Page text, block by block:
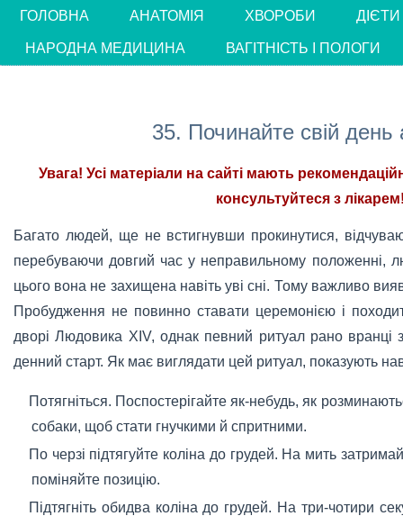
ГОЛОВНА АНАТОМІЯ ХВОРОБИ ДІЄТИ
НАРОДНА МЕДИЦИНА ВАГІТНІСТЬ І ПОЛОГИ
35. Починайте свій день
Увага! Усі матеріали на сайті мають
консультуйтеся з
Багато людей, ще не встигнувши прокинутися,
перебуваючи довгий час у неправильному положенні,
цього вона не захищена навіть уві сні. Тому важливо
Пробудження не повинно ставати церемонією і
дворі Людовика XIV, однак певний ритуал рано вранці
денний старт. Як має виглядати цей ритуал, показують
Потягніться. Поспостерігайте як-небудь, як
собаки, щоб стати гнучкими й спритними.
По черзі підтягуйте коліна до грудей. На мить
поміняйте позицію.
Підтягніть обидва коліна до грудей. На три-чотири